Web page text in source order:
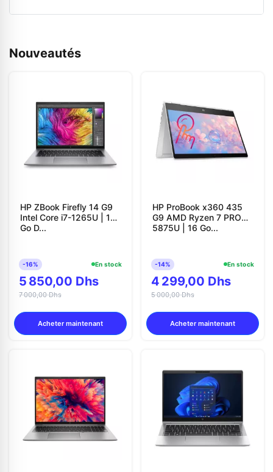
Nouveautés
HP ZBook Firefly 14 G9
Intel Core i7-1265U | 16
Go D...
-16% En stock
5 850,00 Dhs
7 000,00 Dhs
Acheter maintenant
HP ProBook x360 435
G9 AMD Ryzen 7 PRO
5875U | 16 Go...
-14% En stock
4 299,00 Dhs
5 000,00 Dhs
Acheter maintenant